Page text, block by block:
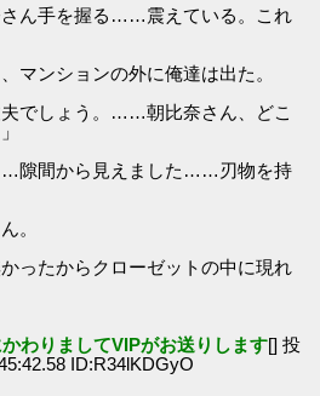
さん手を握る……震えている。これ
マンションの外に俺達は出た。
夫でしょう。……朝比奈さん、どこ
隙間から見えました……刃物を持
。
ったからクローゼットの中に現れ
わりましてVIPがお送りします[] 投
ID:R34lKDGyO